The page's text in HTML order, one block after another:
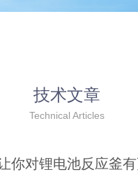
技术文章
Technical Articles
你对锂电池反应釜